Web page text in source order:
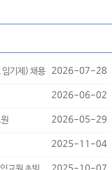
임기제) 채용 2026-07-28
2026-06-02
2026-05-29
2025-11-04